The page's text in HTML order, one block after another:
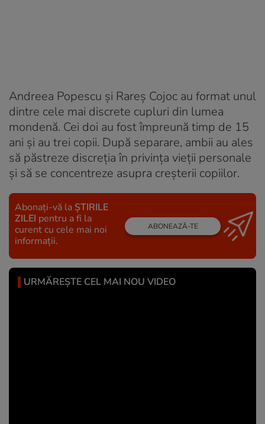
Andreea Popescu și Rareș Cojoc au format unul
dintre cele mai discrete cupluri din lumea
mondenă. Cei doi au fost împreună timp de 15
ani și au trei copii. După separare, ambii au ales
să păstreze discreția în privința vieții personale
și să se concentreze asupra creșterii copiilor.
Abonați-vă la ȘTIRILE
ZILEI pentru a fi la
curent cu cele mai noi
informații.
ABONEAZĂ-TE
URMĂREȘTE CEL MAI NOU VIDEO